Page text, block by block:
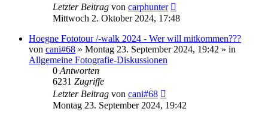
Letzter Beitrag von carphunter
Mittwoch 2. Oktober 2024, 17:48
Hoegne Fototour /-walk 2024 - Wer will mitkommen???
von cani#68 » Montag 23. September 2024, 19:42 » in
Allgemeine Fotografie-Diskussionen
0 Antworten
6231 Zugriffe
Letzter Beitrag von cani#68
Montag 23. September 2024, 19:42